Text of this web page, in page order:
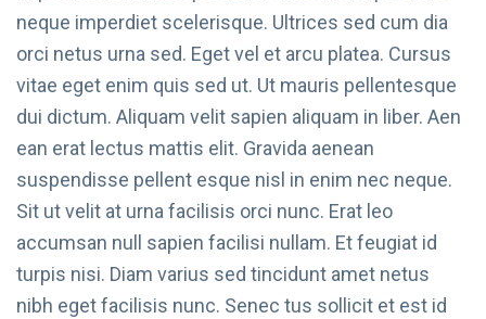
neque imperdiet scelerisque. Ultrices sed cum dia
orci netus urna sed. Eget vel et arcu platea. Cursus
vitae eget enim quis sed ut. Ut mauris pellentesque
dui dictum. Aliquam velit sapien aliquam in liber. Aen
ean erat lectus mattis elit. Gravida aenean
suspendisse pellent esque nisl in enim nec neque.
Sit ut velit at urna facilisis orci nunc. Erat leo
accumsan null sapien facilisi nullam. Et feugiat id
turpis nisi. Diam varius sed tincidunt amet netus
nibh eget facilisis nunc. Senec tus sollicit et est id